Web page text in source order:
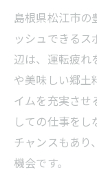
島根県松江市の
ッシュできる
辺は、運転疲れ
や美味しい郷土
イムを充実させ
しての仕事を
チャンスもあり
機会です。